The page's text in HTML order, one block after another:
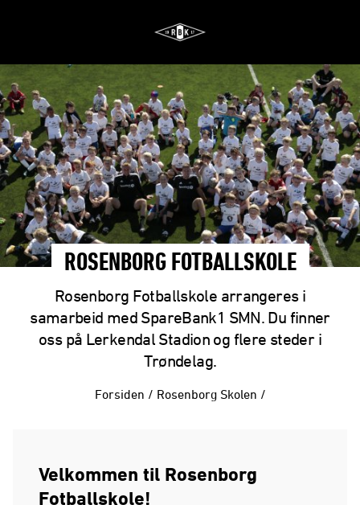
ROSENBORG FOTBALLSKOLE
Rosenborg Fotballskole arrangeres i
samarbeid med SpareBank1 SMN. Du finner
oss på Lerkendal Stadion og flere steder i
Trøndelag.
Forsiden / Rosenborg Skolen /
Velkommen til Rosenborg
Fotballskole!